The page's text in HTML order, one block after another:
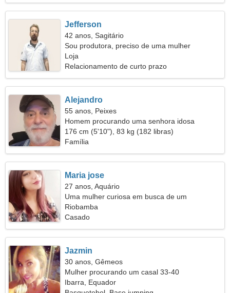
Jefferson
42 anos, Sagitário
Sou produtora, preciso de uma mulher
espetacular
Loja
Relacionamento de curto prazo
Alejandro
55 anos, Peixes
Homem procurando uma senhora idosa
176 cm (5'10"), 83 kg (182 libras)
Família
Maria jose
27 anos, Aquário
Uma mulher curiosa em busca de um
relacionamento de longo prazo
Riobamba
Casado
Jazmin
30 anos, Gêmeos
Mulher procurando um casal 33-40
Ibarra, Equador